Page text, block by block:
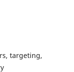
targeting,